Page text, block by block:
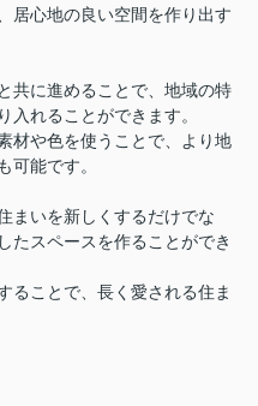
居心地の良い空間を作り出す
共に進めることで、地域の特
入れることができます。
材や色を使うことで、より地
可能です。
まいを新しくするだけでな
たスペースを作ることができ
ることで、長く愛される住ま